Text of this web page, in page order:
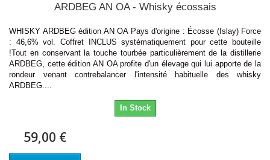
ARDBEG AN OA - Whisky écossais
WHISKY ARDBEG édition AN OA Pays d'origine : Écosse (Islay) Force
: 46,6% vol. Coffret INCLUS systématiquement pour cette bouteille
!Tout en conservant la touche tourbée particulièrement de la distillerie
ARDBEG, cette édition AN OA profite d'un élevage qui lui apporte de la
rondeur venant contrebalancer l'intensité habituelle des whisky
ARDBEG....
In Stock
59,00 €